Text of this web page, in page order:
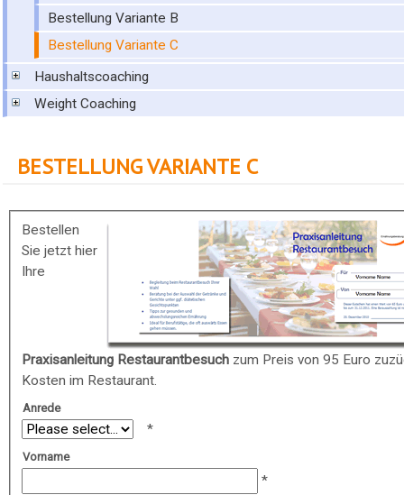
Bestellung Variante B
Bestellung Variante C
Haushaltscoaching
Weight Coaching
BESTELLUNG VARIANTE C
Bestellen
Sie jetzt hier
Ihre
Praxisanleitung Restaurantbesuchzum Preis von 95 Euro
Kosten im Restaurant.
Anrede
Vorname